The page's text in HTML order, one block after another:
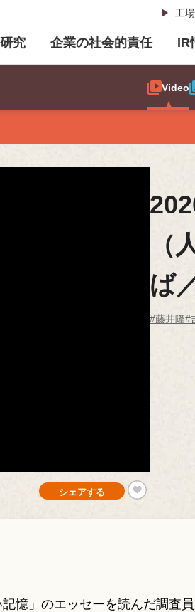
工
究 企業の社会的責任 IR
Video
シェアする
（
ば
#藤井隆#
憶」のエッセーを読んだ調査